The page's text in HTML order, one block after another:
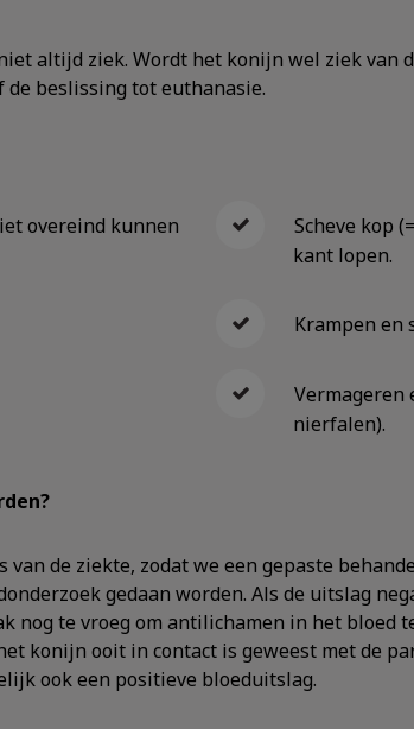
altijd ziek. Wordt het konijn wel ziek
beslissing tot euthanasie.
overeind kunnen
Scheve kop
kant lopen.
Krampen
Vermageren
nierfalen).
de ziekte, zodat we een gepaste
gedaan worden. Als de uitslag
nog te vroeg om antilichamen in het bloed
konijn ooit in contact is geweest met de
ook een positieve bloeduitslag.